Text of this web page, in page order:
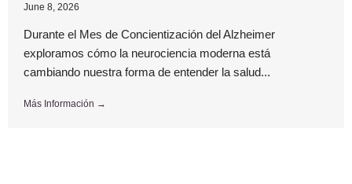
June 8, 2026
Durante el Mes de Concientización del Alzheimer
exploramos cómo la neurociencia moderna está
cambiando nuestra forma de entender la salud...
Más Información →